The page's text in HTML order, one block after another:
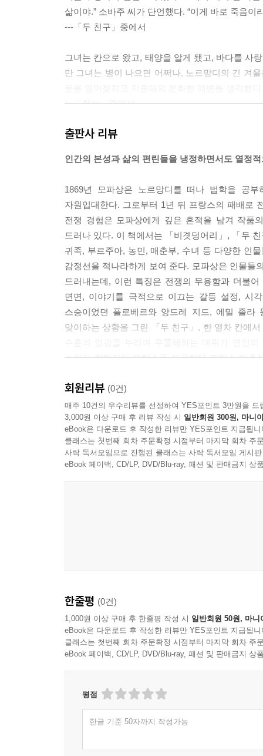
삶이야.” 소바주 씨가 단언했다. “이게 바로 죽음이
---「두 친구」중에서
그녀는 칸으로 왔고, 태양을 알게 됐고, 바다를 사
만 그녀는 병이 나으면 어쩌나, 노르망디의 긴 겨
---「첫눈」중에서
사람들은 사랑 이야기를 했다. 이 오래된 주제를,
운 여자 목소리로 나왔다. 그래서 사랑이라는 말
저기 저 세상엔 누가 살고 있을까? 어떤 형상, 어
많이 알고 있을까? 그들은 우리보다 뭘 더 많이
를 건너 약한 민족을 복속시키려 했듯이, 별들 중
---「오를라」중에서
출판사 리뷰
인간의 본성과 삶의 편린들을 냉정하면서도 열정
1869년 모파상은 노르망디를 떠나 법학을 공
자원입대한다. 그로부터 1년 뒤 프랑스의 패배로
전쟁 경험은 모파상에게 깊은 흔적을 남겨 작품
드러나 있다. 이 책에서는 「비곗덩어리」, 「두
귀족, 부르주아, 농민, 매춘부, 수녀 등 다양한 인
감정선을 적나라하게 보여 준다. 모파상은 인물들
드러내는데, 이런 특징은 전쟁의 무용함과 더불
면면, 이야기를 극적으로 이끄는 갈등 설정, 시
스승이었던 플로베르와 앙드레 지드, 에밀 졸
맞이하는 상황을 그린 「두 친구」, 한 열차 칸에
소위가 점령지인 프랑스를 모욕하다 프랑스 매
교과서에도 실릴 만큼 유명한 대표작 「목걸이」
수 있지만 모파상의 모든 작품에 비극적이고 고통
이야기 「행복」과 한 사건을 계기로 부부간의
시선을 느낄 수 있다.
회원리뷰 (0건)
매주 10건의 우수리뷰를 선정하여 YES포인트 3만원을 드
3,000원 이상 구매 후 리뷰 작성 시 일반회원 300원, 마니
eBook은 다운로드 후 작성한 리뷰만 YES포인트 지급됩니
클래스는 첫번째 회차 주문확정 시점부터 마지막 회차 주
사락 독서모임으로 진행된 클래스는 사락 독서모임 게시
eBook 페이백, CD/LP, DVD/Blu-ray, 패션 및 판매금지 상
한줄평 (0건)
1,000원 이상 구매 후 한줄평 작성 시 일반회원 50원, 마니
eBook은 다운로드 후 작성한 리뷰만 YES포인트 지급됩니
클래스는 첫번째 회차 주문확정 시점부터 마지막 회차 주
eBook 페이백, CD/LP, DVD/Blu-ray, 패션 및 판매금지 상
평점
한글 기준 50자까지 작성가능